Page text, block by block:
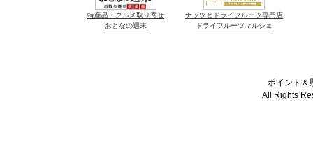
特産品・グルメ取り寄せ
おとなの週末
ナッツとドライフルーツ専門店
ドライフルーツマルシェ
ポイント＆
All Rights